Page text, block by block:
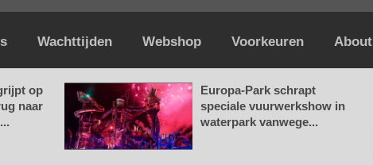
Wachttijden Webshop Voorkeuren About
op
naar
Europa-Park schrapt
speciale vuurwerkshow in
waterpark vanwege...